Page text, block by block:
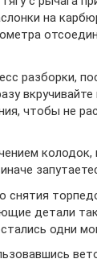
на
разборки,
чтобы не
колодок,
снятия
детали
одни